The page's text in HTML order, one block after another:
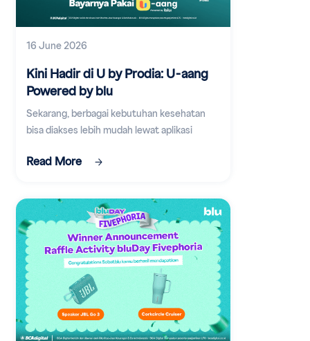
16 June 2026
Kini Hadir di U by Prodia: U-aang
Powered by blu
Sekarang, berbagai kebutuhan kesehatan
bisa diakses lebih mudah lewat aplikasi
Read More